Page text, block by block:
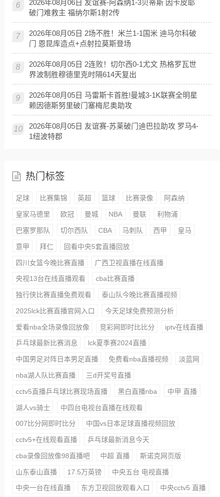
6
2026年08月06日 友谊赛-阿森纳1-3贝蒂斯 因卡皮耶
破门难救主 福纳尔斯1射2传
7
2026年08月05日 2场不胜！米兰1-1国米 迪马尔科破
门 恩昆库造点+点射拉莫斯登场
8
2026年08月05日 2连败！切尔西0-1尤文 热格罗瓦世
界波制胜穆德里克时隔614天复出
9
2026年08月05日 马雷斯卡首胜!曼城3-1K联赛全明星
赖因德斯努里破门塞梅尼奥助攻
10
2026年08月05日 友谊赛-苏莱破门迪巴拉助攻 罗马4-
1纽波特郡
热门标签
足球 比赛集锦 英超 篮球 比赛录像 阿森纳
皇家马德里 欧冠 曼城 NBA 曼联 利物浦
巴塞罗那队 切尔西队 CBA 马刺队 西甲 皇马
意甲 拜仁 回看中央5套直播回放
四川女篮今晚比赛直播 广西卫视直播在线直播
央视13台在线直播观看 cba比赛直播
独行侠比赛直播免费观看 泰山队今晚比赛直播视频
2025lck比赛直播官网入口 今天足球免费预测分析
爱看nba全场录像回放像 竞彩网即时比比分 iptv在线直播
乒乓球最新比赛消息 lck夏季赛2024直播
中国男足对阵日本男足直播 免费看nba直播视频 淡蓝网
nba湖人队比赛直播 三d开奖号直播
cctv5直播乒乓球比赛现场直播 黑白直播nba 中甲 直播
湖人vs骑士 中四台电视台直播在线观看
007比分网即时比分 中国vs日本足球直播视频回放
cctv5+在线观看直播 乒乓球最新消息今天
cba录像回放像98直播吧 中超 直播 斯诺克网页版
山东泰山直播 17.5万英镑 中央五台 电视直播
中央一台在线直播 东方卫视回放观看入口 中央cctv5 直播